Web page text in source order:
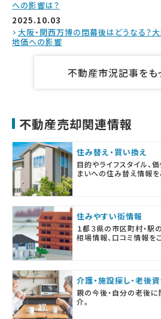
への影響は？
2025.10.03
大阪・関西万博の閉幕後はどうなる？
地価への影響
不動産市況記事をも
不動産売却関連情報
住み替え・買い換え
目的やライフスタイル、
まいへの住み替え情報を
住みやすい街情報
１都３県の市区町村・
相場情報、口コミ情報を
介護・施設探し・老後
親の今後・自分の老後
介。